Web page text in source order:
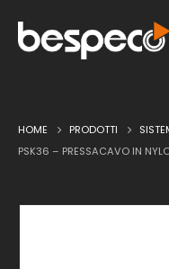
HOME PRODOTTI
PSK36 – PRESSACAVO IN